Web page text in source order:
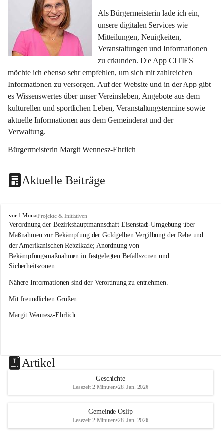
Als Bürgermeisterin lade ich ein,
unsere digitalen Services wie
Mitteilungen, Neuigkeiten,
Veranstaltungen und Informationen
zu erkunden. Die App CITIES
möchte ich ebenso sehr empfehlen, um sich mit zahlreichen
Informationen zu versorgen. Auf der Website und in der App gibt
es Wissenswertes über unser Vereinsleben, Angebote aus dem
kulturellen und sportlichen Leben, Veranstaltungstermine sowie
aktuelle Informationen aus dem Gemeinderat und der
Verwaltung.
Bürgermeisterin Margit Wennesz-Ehrlich
Aktuelle Beiträge
O
s
l
i
p
vor 1 MonatProjekte & Initiativen
Verordnung der Bezirkshauptmannschaft Eisenstadt-Umgebung über
Maßnahmen zur Bekämpfung der Goldgelben Vergilbung der Rebe und
der Amerikanischen Rebzikade; Anordnung von
Bekämpfungsmaßnahmen in festgelegten Befallszonen und
Sicherheitszonen.
Nähere Informationen sind der Verordnung zu entnehmen.
Mit freundlichen Grüßen
Margit Wennesz-Ehrlich
Artikel
Geschichte
Lesezeit 2 Minuten•28. Jan. 2026
Gemeinde Oslip
Lesezeit 2 Minuten•28. Jan. 2026